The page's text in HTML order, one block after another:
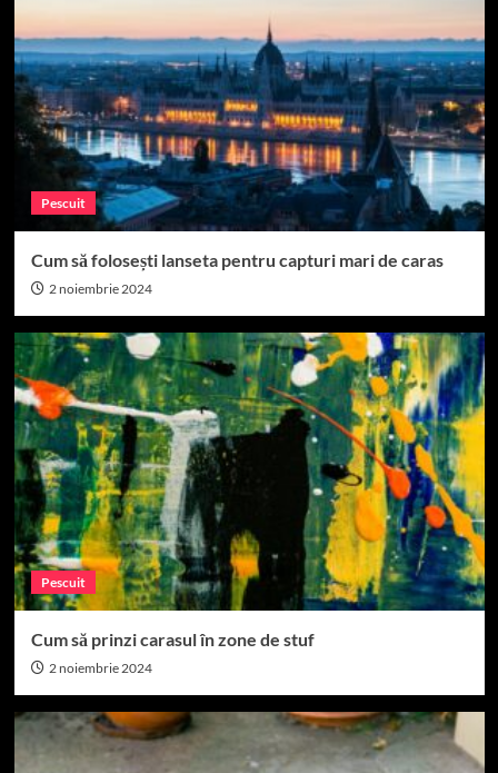
Pescuit
Cum să folosești lanseta pentru capturi mari de caras
2 noiembrie 2024
Pescuit
Cum să prinzi carasul în zone de stuf
2 noiembrie 2024